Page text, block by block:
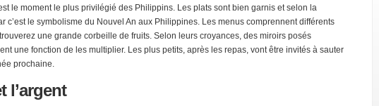
le moment le plus privilégié des Philippins. Les plats sont bien garnis et selon la
c’est le symbolisme du Nouvel An aux Philippines. Les menus comprennent différents
une grande corbeille de fruits. Selon leurs croyances, des miroirs posés
une fonction de les multiplier. Les plus petits, après les repas, vont être invités à sauter
prochaine.
l’argent